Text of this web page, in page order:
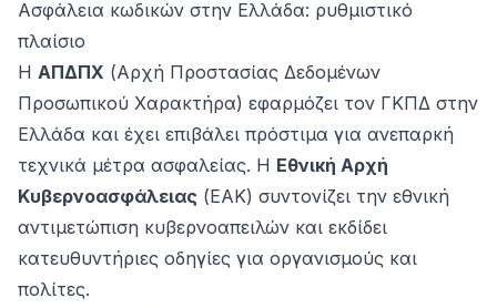
Ασφάλεια κωδικών στην Ελλάδα: ρυθμιστικό
πλαίσιο
Η ΑΠΔΠΧ (Αρχή Προστασίας Δεδομένων
Προσωπικού Χαρακτήρα) εφαρμόζει τον ΓΚΠΔ στην
Ελλάδα και έχει επιβάλει πρόστιμα για ανεπαρκή
τεχνικά μέτρα ασφαλείας. Η Εθνική Αρχή
Κυβερνοασφάλειας (ΕΑΚ) συντονίζει την εθνική
αντιμετώπιση κυβερνοαπειλών και εκδίδει
κατευθυντήριες οδηγίες για οργανισμούς και
πολίτες.